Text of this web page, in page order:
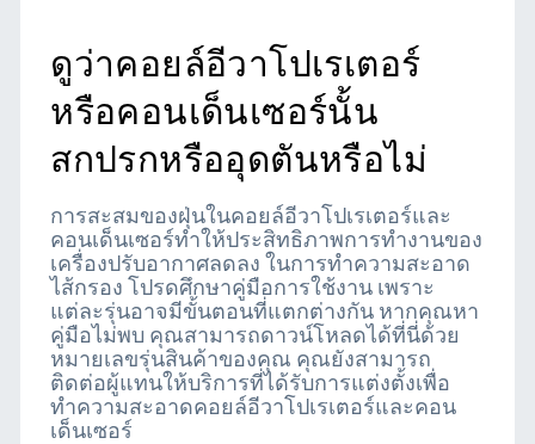
ดูว่าคอยล์อีวาโปเรเตอร์
หรือคอนเด็นเซอร์นั้น
สกปรกหรืออุดตันหรือไม่
การสะสมของฝุ่นในคอยล์อีวาโปเรเตอร์และ
คอนเด็นเซอร์ทำให้ประสิทธิภาพการทำงานของ
เครื่องปรับอากาศลดลง ในการทำความสะอาด
ไส้กรอง โปรดศึกษาคู่มือการใช้งาน เพราะ
แต่ละรุ่นอาจมีขั้นตอนที่แตกต่างกัน หากคุณหา
คู่มือไม่พบ คุณสามารถดาวน์โหลดได้ที่นี่ด้วย
หมายเลขรุ่นสินค้าของคุณ คุณยังสามารถ
ติดต่อผู้แทนให้บริการที่ได้รับการแต่งตั้งเพื่อ
ทำความสะอาดคอยล์อีวาโปเรเตอร์และคอน
เด็นเซอร์